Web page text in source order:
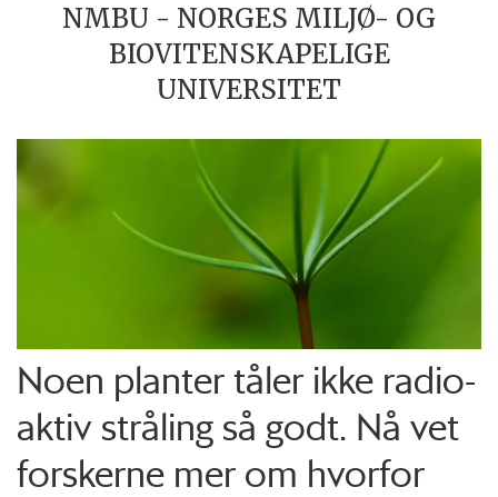
NMBU - NORGES MILJØ- OG
BIOVITENSKAPELIGE
UNIVERSITET
Noen planter tåler ikke radio­
aktiv stråling så godt. Nå vet
forskerne mer om hvorfor